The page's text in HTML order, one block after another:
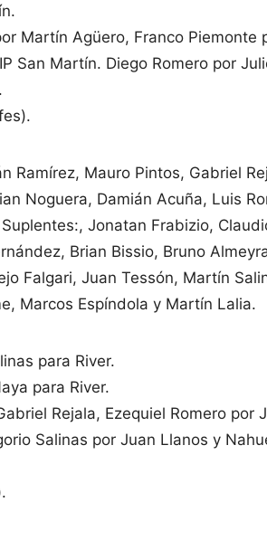
Martín Agüero, Franco Piemonte
San Martín. Diego Romero por
Ramírez, Mauro Pintos, Gabriel
Noguera, Damián Acuña, Luis
Jonatan Frabizio,
Brian Bissio, Bruno
Falgari, Juan Tessón, Martín
Marcos Espíndola y Martín Lalia.
para River.
para River.
Rejala, Ezequiel Romero
Salinas por Juan Llanos y